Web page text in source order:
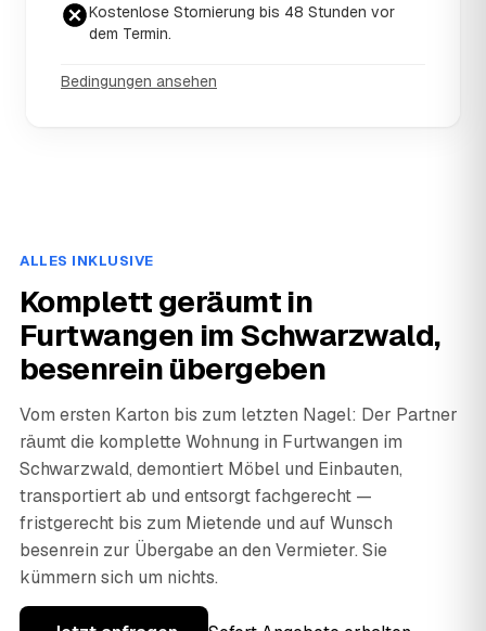
Kostenlose Stornierung bis 48 Stunden vor
dem Termin.
Bedingungen ansehen
ALLES INKLUSIVE
Komplett geräumt in
Furtwangen im Schwarzwald,
besenrein übergeben
Vom ersten Karton bis zum letzten Nagel: Der Partner
räumt die komplette Wohnung in Furtwangen im
Schwarzwald, demontiert Möbel und Einbauten,
transportiert ab und entsorgt fachgerecht —
fristgerecht bis zum Mietende und auf Wunsch
besenrein zur Übergabe an den Vermieter. Sie
kümmern sich um nichts.